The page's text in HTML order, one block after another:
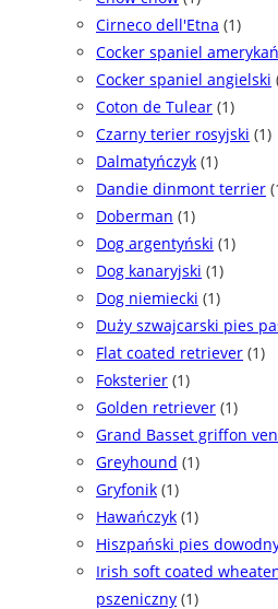
Cirneco dell'Etna (1)
Cocker spaniel
Cocker spaniel angielski
Coton de Tulear (1)
Czarny terier rosyjski (1)
Dalmatyńczyk (1)
Dandie dinmont terrier
Doberman (1)
Dog argentyński (1)
Dog kanaryjski (1)
Dog niemiecki (1)
Duży szwajcarski pies
Flat coated retriever (1)
Foksterier (1)
Golden retriever (1)
Grand Basset griffon
Greyhound (1)
Gryfonik (1)
Hawańczyk (1)
Hiszpański pies
Irish soft coated
pszeniczny (1)